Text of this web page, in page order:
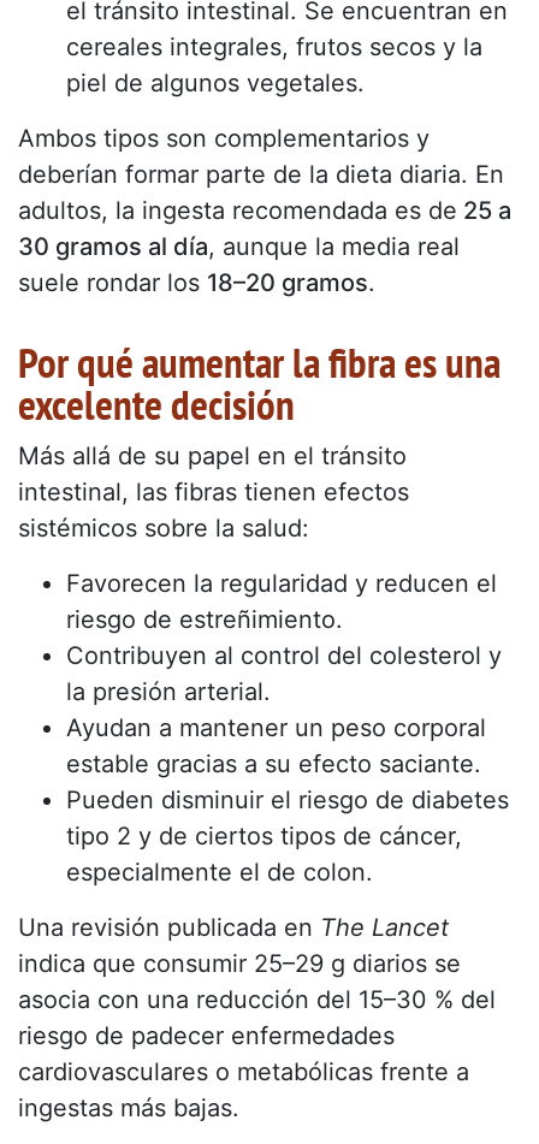
el tránsito intestinal. Se encuentran en
cereales integrales, frutos secos y la
piel de algunos vegetales.
Ambos tipos son complementarios y
deberían formar parte de la dieta diaria. En
adultos, la ingesta recomendada es de 25 a
30 gramos al día, aunque la media real
suele rondar los 18–20 gramos.
Por qué aumentar la fibra es una
excelente decisión
Más allá de su papel en el tránsito
intestinal, las fibras tienen efectos
sistémicos sobre la salud:
Favorecen la regularidad y reducen el
riesgo de estreñimiento.
Contribuyen al control del colesterol y
la presión arterial.
Ayudan a mantener un peso corporal
estable gracias a su efecto saciante.
Pueden disminuir el riesgo de diabetes
tipo 2 y de ciertos tipos de cáncer,
especialmente el de colon.
Una revisión publicada en The Lancet
indica que consumir 25–29 g diarios se
asocia con una reducción del 15–30 % del
riesgo de padecer enfermedades
cardiovasculares o metabólicas frente a
ingestas más bajas.